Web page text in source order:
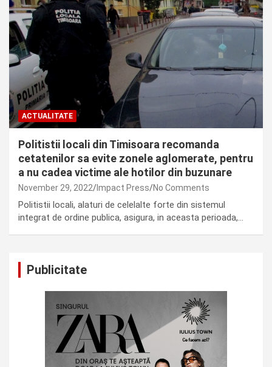
ACTUALITATE
Politistii locali din Timisoara recomanda
cetatenilor sa evite zonele aglomerate, pentru
a nu cadea victime ale hotilor din buzunare
November 29, 2022 Impact Press No Comments
Politistii locali, alaturi de celelalte forte din sistemul
integrat de ordine publica, asigura, in aceasta perioada,…
Publicitate